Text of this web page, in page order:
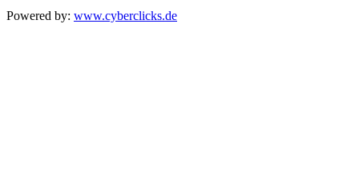
Powered by: www.cyberclicks.de